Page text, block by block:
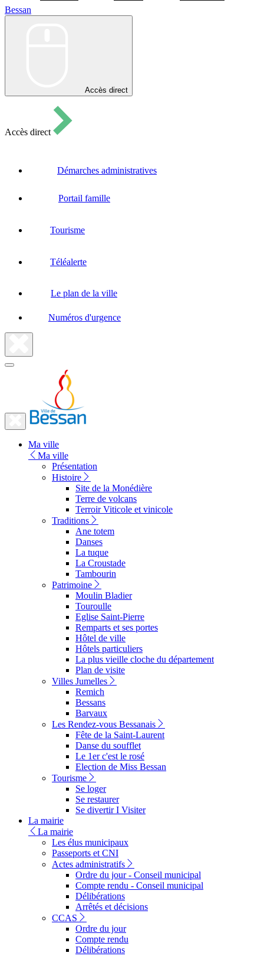
Bessan
Accès direct
Accès direct
Démarches administratives
Portail famille
Tourisme
Téléalerte
Le plan de la ville
Numéros d'urgence
Fermer
Fermer
vers
Ma ville
Ma ville
Présentation
Histoire
Site de la Monédière
Terre de volcans
Terroir Viticole et vinicole
Traditions
Ane totem
Danses
La tuque
La Croustade
Tambourin
Patrimoine
Moulin Bladier
Touroulle
Eglise Saint-Pierre
Remparts et ses portes
Hôtel de ville
Hôtels particuliers
La plus vieille cloche du département
Plan de visite
Villes Jumelles
Remich
Bessans
Barvaux
Les Rendez-vous Bessanais
Fête de la Saint-Laurent
Danse du soufflet
Le 1er c'est le rosé
Election de Miss Bessan
Tourisme
Se loger
Se restaurer
Se divertir I Visiter
La mairie
La mairie
Les élus municipaux
Passeports et CNI
Actes administratifs
Ordre du jour - Conseil municipal
Compte rendu - Conseil municipal
Délibérations
Arrêtés et décisions
CCAS
Ordre du jour
Compte rendu
Délibérations